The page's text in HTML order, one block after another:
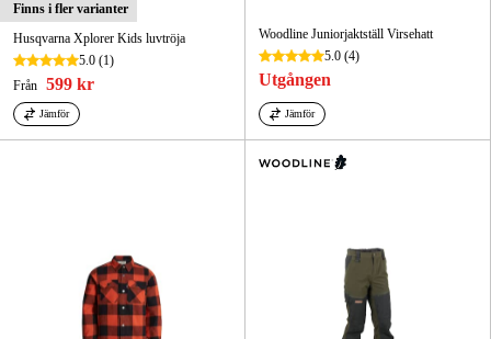
Finns i fler varianter
Husqvarna Xplorer Kids luvtröja
5.0 (1)
Från 599 kr
Jämför
Woodline Juniorjaktställ Virsehatt
5.0 (4)
Utgången
Jämför